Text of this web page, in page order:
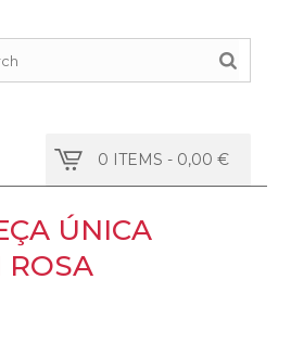
0 ITEMS 0,00 €
ÚNICA
ROSA